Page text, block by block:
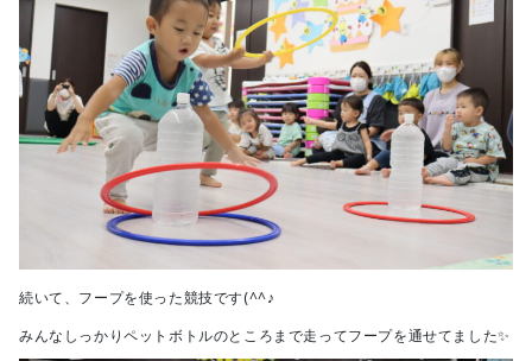
続いて、フープを使った競技です(^^♪
みんなしっかりペットボトルのところまで走ってフープを通せてました✨